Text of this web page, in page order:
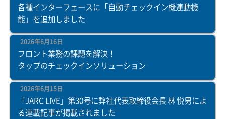
各種インターフェースに「自動チェックイン機連動機
能」を追加しました
フロント業務の課題を解決！
タップのチェックインソリューション
2026年6月16日
「JARC LIVE」第30号に弊社代表取締役会長 林 悦男によ
る連載記事が掲載されました
2026年6月15日